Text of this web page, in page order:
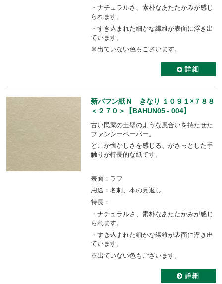
・ナチュラルさ、素朴なあたたかみが感じ
られます。
・すき込まれた細かな繊維が表面に浮き出
ています。
※出ていない色もございます。
新バフン紙Ｎ きなり １０９１×７８８
＜２７０＞【BAHUN05 - 004】
古い民家の土壁のような風合いを持たせた
ファンシーペーパー。
どこか懐かしさを感じる、がさっとした手
触りが特長的な紙です。
表面：ラフ
用途：名刺、本の見返し
特長：
・ナチュラルさ、素朴なあたたかみが感じ
られます。
・すき込まれた細かな繊維が表面に浮き出
ています。
※出ていない色もございます。